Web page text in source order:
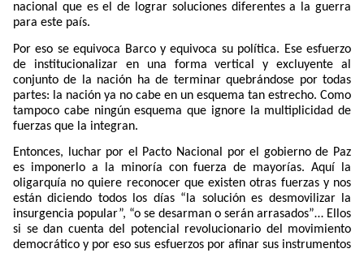
nacional que es el de lograr soluciones diferentes a la guerra
para este país.
Por eso se equivoca Barco y equivoca su política. Ese esfuerzo
de institucionalizar en una forma vertical y excluyente al
conjunto de la nación ha de terminar quebrándose por todas
partes: la nación ya no cabe en un esquema tan estrecho. Como
tampoco cabe ningún esquema que ignore la multiplicidad de
fuerzas que la integran.
Entonces, luchar por el Pacto Nacional por el gobierno de Paz
es imponerlo a la minoría con fuerza de mayorías. Aquí la
oligarquía no quiere reconocer que existen otras fuerzas y nos
están diciendo todos los días “la solución es desmovilizar la
insurgencia popular”, “o se desarman o serán arrasados”… Ellos
si se dan cuenta del potencial revolucionario del movimiento
democrático y por eso sus esfuerzos por afinar sus instrumentos